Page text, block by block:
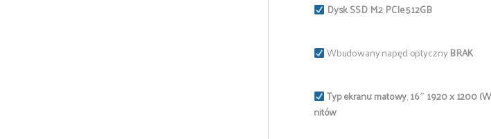
Dysk SSD M.2 PCIe 512GB
Wbudowany napęd optycznyBRAK
Typ ekranu:matowy,16″ 1920 x 1200
nitów